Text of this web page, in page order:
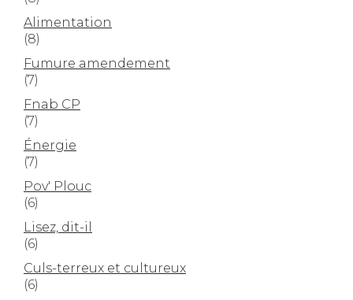
Alimentation
(8)
Fumure amendement
(7)
Fnab CP
(7)
Énergie
(7)
Pov' Plouc
(6)
Lisez, dit-il
(6)
Culs-terreux et cultureux
(6)